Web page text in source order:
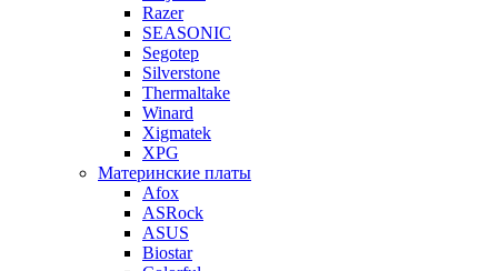
Razer
SEASONIC
Segotep
Silverstone
Thermaltake
Winard
Xigmatek
XPG
Материнские платы
Afox
ASRock
ASUS
Biostar